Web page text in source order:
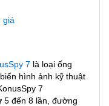
giá
7 là loại ống
hình ảnh kỹ thuật
7
5 đến 8 lần, đường